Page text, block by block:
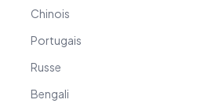
Chinois
Portugais
Russe
Bengali